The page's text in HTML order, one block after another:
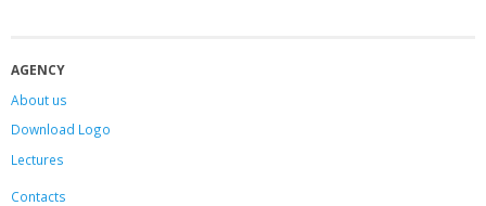
AGENCY
About us
Download Logo
Lectures
Contacts